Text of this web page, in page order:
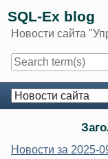
content
SQL-Ex blog
Новости сайта
Navigation
Новости за 2025-